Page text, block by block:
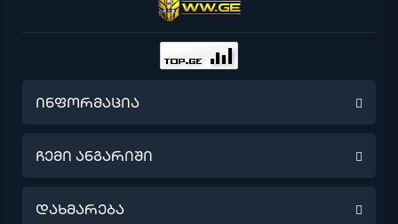
ინფორმაცია
წინასწარი შეკვეთა
ჩემი ანგარიში
ჩემი ანგარიში
დახმარება